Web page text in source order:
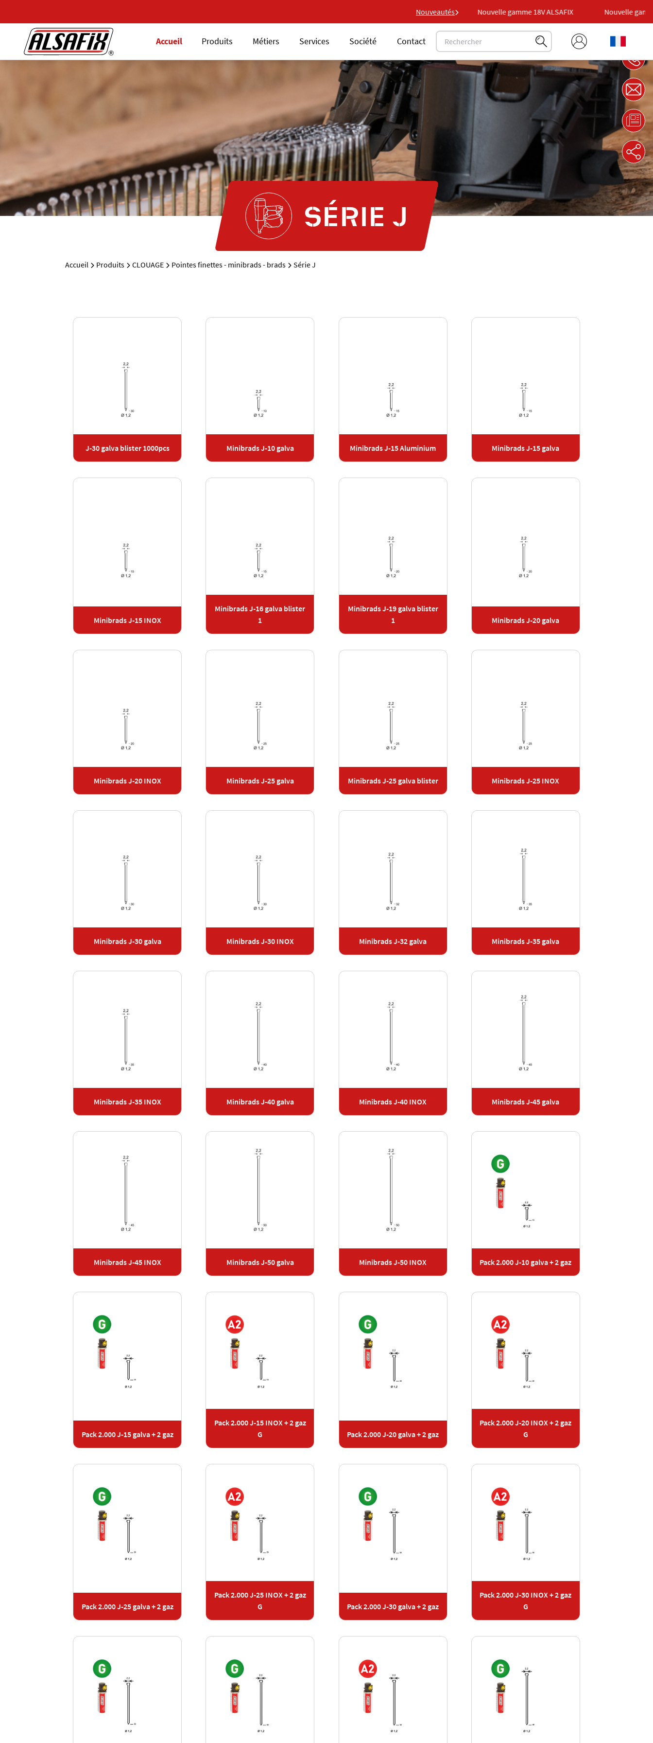
Nouveautés
Nouvelle gamme 18V ALSAFIX Nouvelle gamme 18V ALSAFIX Nouvelle gamme
Accueil Produits Métiers Services Société Contact
SÉRIE J
Accueil Produits CLOUAGE Pointes finettes - minibrads - brads Série J
J-30 galva blister 1000pcs Minibrads J-10 galva Minibrads J-15 Aluminium Minibrads J-15 galva
Minibrads J-15 INOX
Minibrads J-16 galva blister
1
Minibrads J-19 galva blister
1
Minibrads J-20 galva
Minibrads J-20 INOX Minibrads J-25 galva Minibrads J-25 galva blister Minibrads J-25 INOX
Minibrads J-30 galva Minibrads J-30 INOX Minibrads J-32 galva Minibrads J-35 galva
Minibrads J-35 INOX Minibrads J-40 galva Minibrads J-40 INOX Minibrads J-45 galva
Minibrads J-45 INOX Minibrads J-50 galva Minibrads J-50 INOX Pack 2.000 J-10 galva + 2 gaz
Pack 2.000 J-15 galva + 2 gaz
Pack 2.000 J-15 INOX + 2 gaz
G
Pack 2.000 J-20 galva + 2 gaz
Pack 2.000 J-20 INOX + 2 gaz
G
Pack 2.000 J-25 galva + 2 gaz
Pack 2.000 J-25 INOX + 2 gaz
G
Pack 2.000 J-30 galva + 2 gaz
Pack 2.000 J-30 INOX + 2 gaz
G